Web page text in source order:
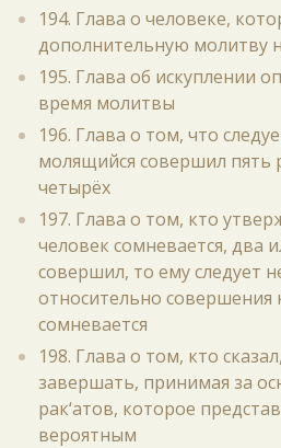
194. Глава о человеке,
дополнительную молитву
195. Глава об искуплении
время молитвы
196. Глава о том, что
молящийся совершил пять
четырёх
197. Глава о том, кто
человек сомневается, два
совершил, то ему следует
относительно совершения
сомневается
198. Глава о том, кто
завершать, принимая за
рак‘атов, которое
вероятным